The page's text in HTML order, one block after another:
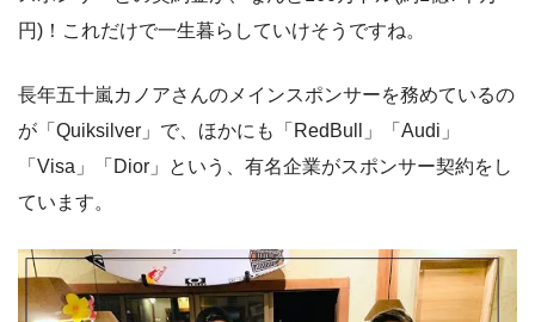
円)！これだけで一生暮らしていけそうですね。
長年五十嵐カノアさんのメインスポンサーを務めているの
が「Quiksilver」で、ほかにも「RedBull」「Audi」
「Visa」「Dior」という、有名企業がスポンサー契約をし
ています。